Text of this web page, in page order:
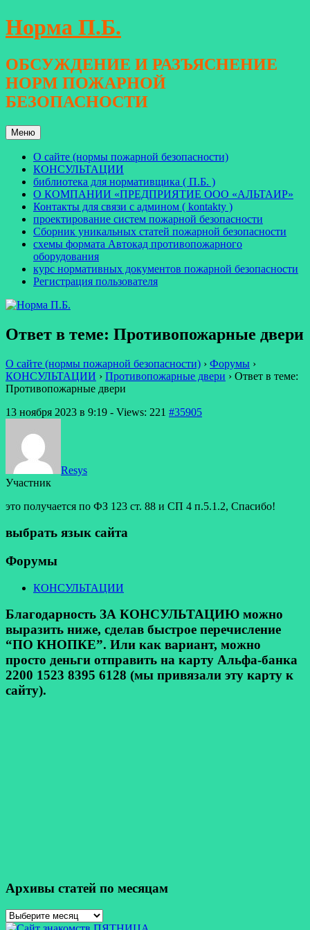
Перейти
к
Норма П.Б.
ОБСУЖДЕНИЕ И РАЗЪЯСНЕНИЕ
НОРМ ПОЖАРНОЙ
БЕЗОПАСНОСТИ
Меню
О сайте (нормы пожарной безопасности)
КОНСУЛЬТАЦИИ
библиотека для нормативщика ( П.Б. )
О КОМПАНИИ «ПРЕДПРИЯТИЕ ООО «АЛЬТАИР»
Контакты для связи с админом ( kontakty )
проектирование систем пожарной безопасности
Сборник уникальных статей пожарной безопасности
схемы формата Автокад противопожарного
оборудования
курс нормативных документов пожарной безопасности
Регистрация пользователя
Ответ в теме: Противопожарные двери
О сайте (нормы пожарной безопасности) › Форумы ›
КОНСУЛЬТАЦИИ › Противопожарные двери › Ответ в теме:
Противопожарные двери
13 ноября 2023 в 9:19 - Views: 221 #35905
Resys
Участник
это получается по ФЗ 123 ст. 88 и СП 4 п.5.1.2, Спасибо!
выбрать язык сайта
Форумы
КОНСУЛЬТАЦИИ
Благодарность ЗА КОНСУЛЬТАЦИЮ можно
выразить ниже, сделав быстрое перечисление
“ПО КНОПКЕ”. Или как вариант, можно
просто деньги отправить на карту Альфа-банка
2200 1523 8395 6128 (мы привязали эту карту к
сайту).
Архивы статей по месяцам
Архивы
статей